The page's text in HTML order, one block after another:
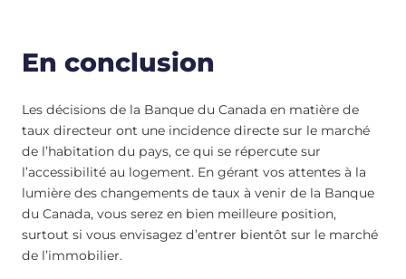
En conclusion
Les décisions de la Banque du Canada en matière de
taux directeur ont une incidence directe sur le marché
de l’habitation du pays, ce qui se répercute sur
l’accessibilité au logement. En gérant vos attentes à la
lumière des changements de taux à venir de la Banque
du Canada, vous serez en bien meilleure position,
surtout si vous envisagez d’entrer bientôt sur le marché
de l’immobilier.